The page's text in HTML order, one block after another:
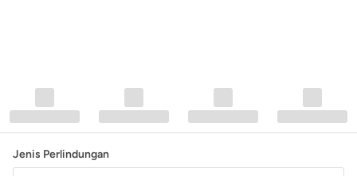
Jenis Perlindungan